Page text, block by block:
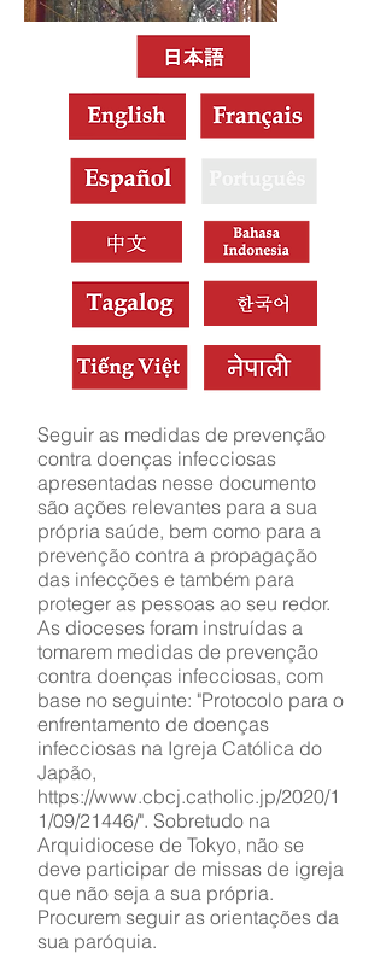
Seguir as medidas de prevenção
contra doenças infecciosas
apresentadas nesse documento
são ações relevantes para a sua
própria saúde, bem como para a
prevenção contra a propagação
das infecções e também para
proteger as pessoas ao seu redor.
As dioceses foram instruídas a
tomarem medidas de prevenção
contra doenças infecciosas, com
base no seguinte: "Protocolo para o
enfrentamento de doenças
infecciosas na Igreja Católica do
Japão,
https://www.cbcj.catholic.jp/2020/1
1/09/21446/". Sobretudo na
Arquidiocese de Tokyo, não se
deve participar de missas de igreja
que não seja a sua própria.
Procurem seguir as orientações da
sua paróquia.